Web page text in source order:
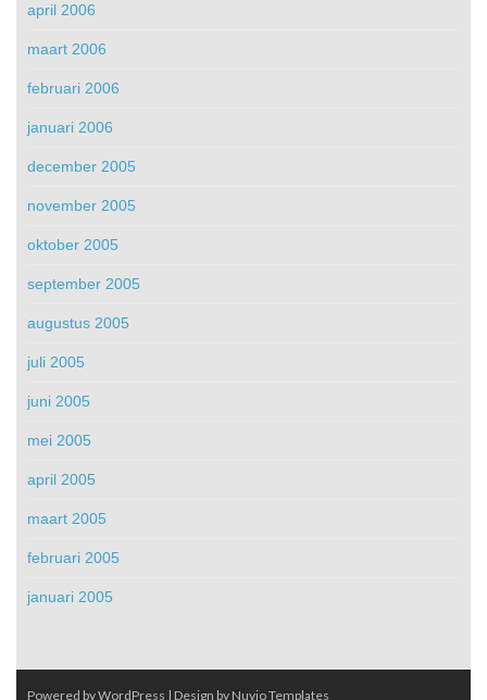
april 2006
maart 2006
februari 2006
januari 2006
december 2005
november 2005
oktober 2005
september 2005
augustus 2005
juli 2005
juni 2005
mei 2005
april 2005
maart 2005
februari 2005
januari 2005
Powered by WordPress | Design by Nuvio Templates